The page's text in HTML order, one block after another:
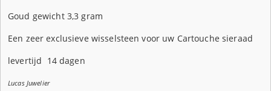
Goud gewicht 3,3 gram
Een zeer exclusieve wisselsteen voor uw Cartouche sieraad
levertijd 14 dagen
Lucas Juwelier